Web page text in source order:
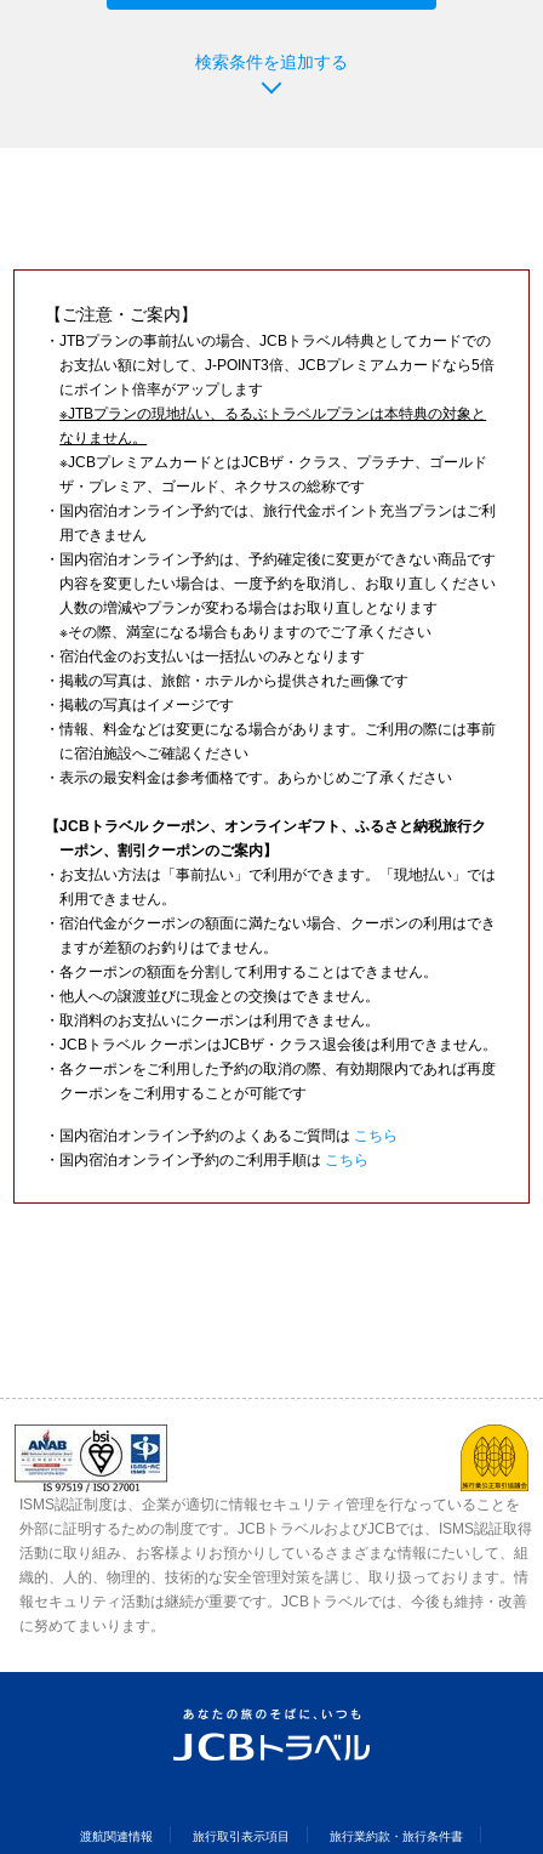
検索条件を追加する
【ご注意・ご案内】
・JTBプランの事前払いの場合、JCBトラベル特典としてカードでの
お支払い額に対して、J-POINT3倍、JCBプレミアムカードなら5倍
にポイント倍率がアップします
※JTBプランの現地払い、るるぶトラベルプランは本特典の対象と
なりません。
※JCBプレミアムカードとはJCBザ・クラス、プラチナ、ゴールド
ザ・プレミア、ゴールド、ネクサスの総称です
・国内宿泊オンライン予約では、旅行代金ポイント充当プランはご利
用できません
・国内宿泊オンライン予約は、予約確定後に変更ができない商品です
内容を変更したい場合は、一度予約を取消し、お取り直しください
人数の増減やプランが変わる場合はお取り直しとなります
※その際、満室になる場合もありますのでご了承ください
・宿泊代金のお支払いは一括払いのみとなります
・掲載の写真は、旅館・ホテルから提供された画像です
・掲載の写真はイメージです
・情報、料金などは変更になる場合があります。ご利用の際には事前
に宿泊施設へご確認ください
・表示の最安料金は参考価格です。あらかじめご了承ください
【JCBトラベル クーポン、オンラインギフト、ふるさと納税旅行ク
ーポン、割引クーポンのご案内】
・お支払い方法は「事前払い」で利用ができます。「現地払い」では
利用できません。
・宿泊代金がクーポンの額面に満たない場合、クーポンの利用はでき
ますが差額のお釣りはでません。
・各クーポンの額面を分割して利用することはできません。
・他人への譲渡並びに現金との交換はできません。
・取消料のお支払いにクーポンは利用できません。
・JCBトラベル クーポンはJCBザ・クラス退会後は利用できません。
・各クーポンをご利用した予約の取消の際、有効期限内であれば再度
クーポンをご利用することが可能です
・国内宿泊オンライン予約のよくあるご質問は こちら
・国内宿泊オンライン予約のご利用手順は こちら
ISMS認証制度は、企業が適切に情報セキュリティ管理を行なっていることを
外部に証明するための制度です。JCBトラベルおよびJCBでは、ISMS認証取得
活動に取り組み、お客様よりお預かりしているさまざまな情報にたいして、組
織的、人的、物理的、技術的な安全管理対策を講じ、取り扱っております。情
報セキュリティ活動は継続が重要です。JCBトラベルでは、今後も維持・改善
に努めてまいります。
渡航関連情報 旅行取引表示項目 旅行業約款・旅行条件書